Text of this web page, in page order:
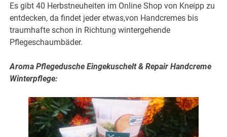
Es gibt 40 Herbstneuheiten im Online Shop von Kneipp zu
entdecken, da findet jeder etwas,von Handcremes bis
traumhafte schon in Richtung wintergehende
Pflegeschaumbäder.
Aroma Pflegedusche Eingekuschelt & Repair Handcreme
Winterpflege: